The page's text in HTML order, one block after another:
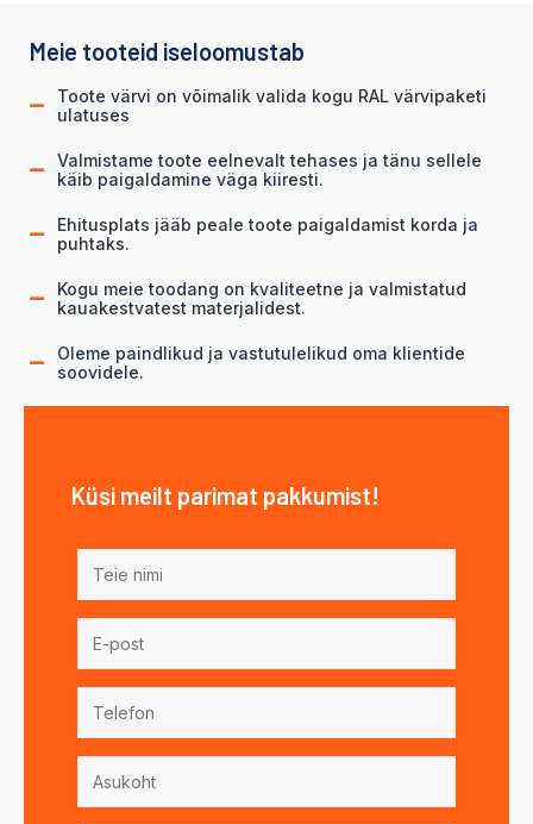
Meie tooteid iseloomustab
Toote värvi on võimalik valida kogu RAL värvipaketi
ulatuses
Valmistame toote eelnevalt tehases ja tänu sellele
käib paigaldamine väga kiiresti.
Ehitusplats jääb peale toote paigaldamist korda ja
puhtaks.
Kogu meie toodang on kvaliteetne ja valmistatud
kauakestvatest materjalidest.
Oleme paindlikud ja vastutulelikud oma klientide
soovidele.
Küsi meilt parimat pakkumist!